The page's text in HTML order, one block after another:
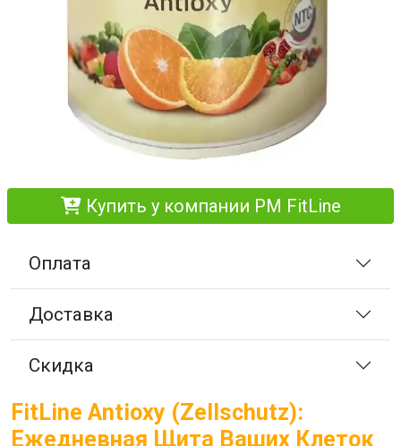
Купить у компании PM FitLine
Оплата
Доставка
Скидка
FitLine Antioxy (Zellschutz):
Ежедневная Щита Ваших Клеток